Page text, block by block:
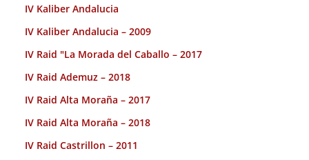
IV Kaliber Andalucia
IV Kaliber Andalucia – 2009
IV Raid "La Morada del Caballo – 2017
IV Raid Ademuz – 2018
IV Raid Alta Moraña – 2017
IV Raid Alta Moraña – 2018
IV Raid Castrillon – 2011